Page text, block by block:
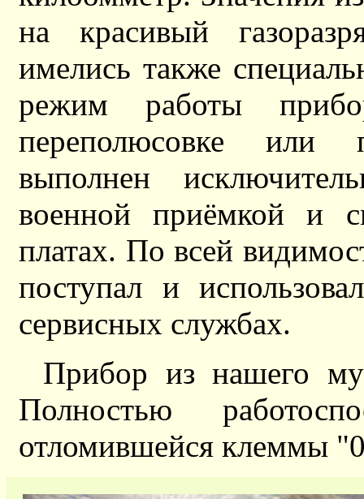
на красивый
имелись также
режим работы
переполюсовке или
выполнен
военной приёмкой и
платах. По всей
поступал и
сервисных службах.
Прибор из нашего
Полностью
отломившейся клеммы